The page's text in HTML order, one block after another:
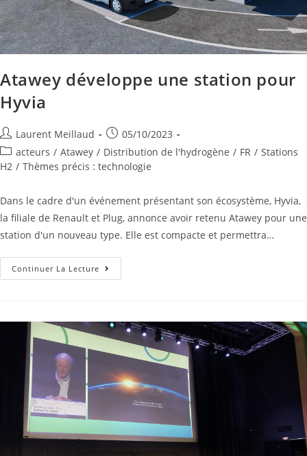
Atawey développe une station pour
Hyvia
Laurent Meillaud
05/10/2023
acteurs / Atawey / Distribution de l'hydrogène / FR / Stations
H2 / Thèmes précis : technologie
Dans le cadre d'un événement présentant son écosystème, Hyvia,
la filiale de Renault et Plug, annonce avoir retenu Atawey pour une
station d'un nouveau type. Elle est compacte et permettra…
Continuer La Lecture